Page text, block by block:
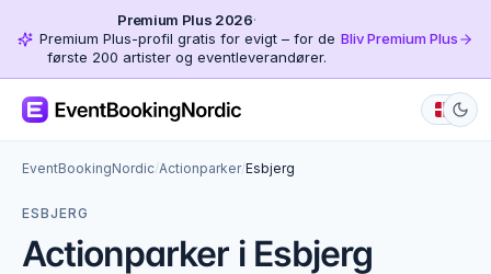
Premium Plus 2026·
Premium Plus-profil gratis for evigt – for de
første 200 artister og eventleverandører.
Bliv Premium Plus
EventBookingNordic/Actionparker/Esbjerg
ESBJERG
Actionparker i Esbjerg